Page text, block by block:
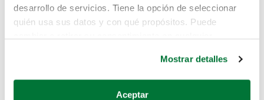
desarrollo de servicios. Tiene la opción de seleccionar
quién usa sus datos y con qué propósitos. Puede
Si lo permite, también quisiéramos:
Mostrar detalles
Aceptar
Pero puedes encontrar el coche que estás
buscando en alguno de estos enlaces:
Coches de segunda mano